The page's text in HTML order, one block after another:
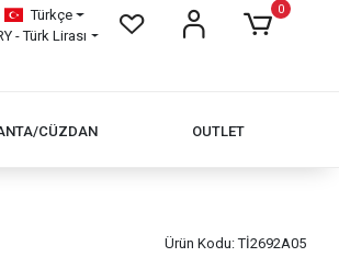
Türkçe
- Türk Lirası
0
CÜZDAN OUTLET
Ürün Kodu:Tİ2692A05